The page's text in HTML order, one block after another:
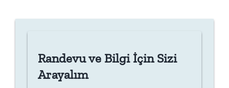
Randevu ve Bilgi İçin Sizi
Arayalım